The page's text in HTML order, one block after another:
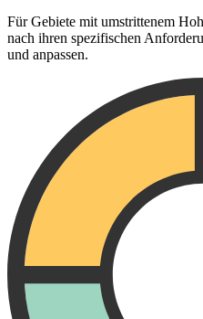
Für Gebiete mit umstrittenem
nach ihren spezifischen
und anpassen.